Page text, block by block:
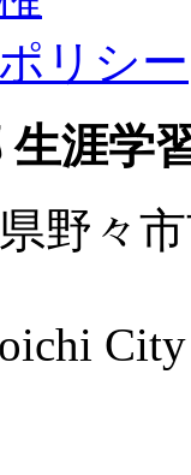
リシー
生涯学
野々